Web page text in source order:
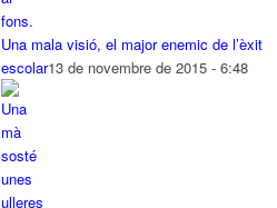
Una mala visió, el major enemic de l’èxit
escolar13 de novembre de 2015 - 6:48